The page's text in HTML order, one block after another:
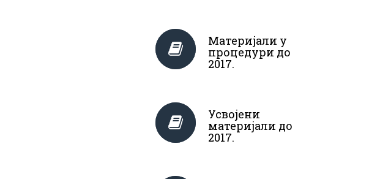
Материјали у
процедури до
2017.
Усвојени
материјали до
2017.